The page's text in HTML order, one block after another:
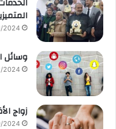
2024
وسائل
2024
زواج
2024